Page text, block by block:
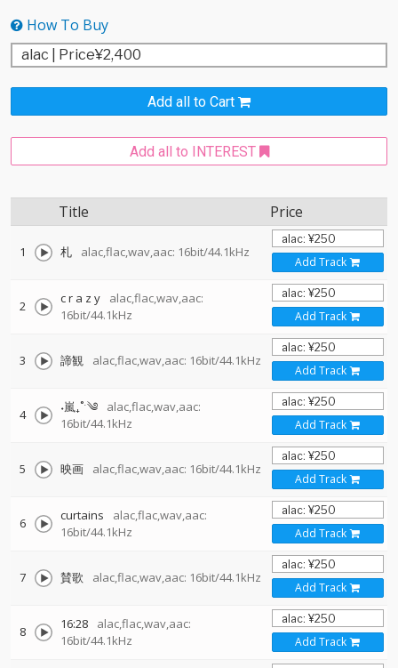
How To Buy
Add all to Cart
Add all to INTEREST
Title Price
1 札 alac,flac,wav,aac: 16bit/44.1kHz
Add Track
2 c r a z y
alac,flac,wav,aac:
16bit/44.1kHz
Add Track
3 諦観 alac,flac,wav,aac: 16bit/44.1kHz
Add Track
4 ˖嵐₊˚ˑ༄
alac,flac,wav,aac:
16bit/44.1kHz
Add Track
5 映画 alac,flac,wav,aac: 16bit/44.1kHz
Add Track
6 curtains
alac,flac,wav,aac:
16bit/44.1kHz
Add Track
7 賛歌 alac,flac,wav,aac: 16bit/44.1kHz
Add Track
8 16:28
alac,flac,wav,aac:
16bit/44.1kHz
Add Track